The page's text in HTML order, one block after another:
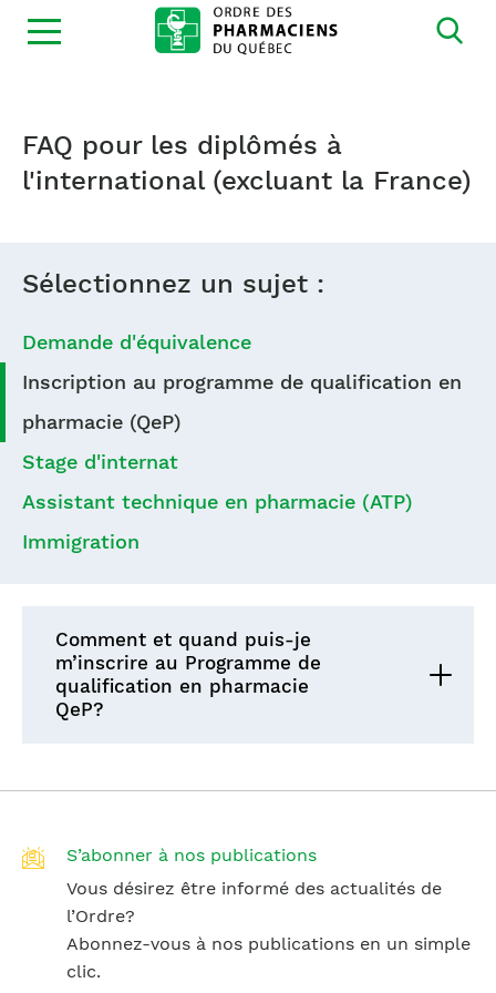
Ouvrir
la
FAQ pour les diplômés à
l'international (excluant la France)
Sélectionnez un sujet :
Demande d'équivalence
Inscription au programme de qualification en
pharmacie (QeP)
Stage d'internat
Assistant technique en pharmacie (ATP)
Immigration
Comment et quand puis-je
m’inscrire au Programme de
qualification en pharmacie
QeP?
S’abonner à nos publications
Vous désirez être informé des actualités de
l’Ordre?
Abonnez-vous à nos publications en un simple
clic.